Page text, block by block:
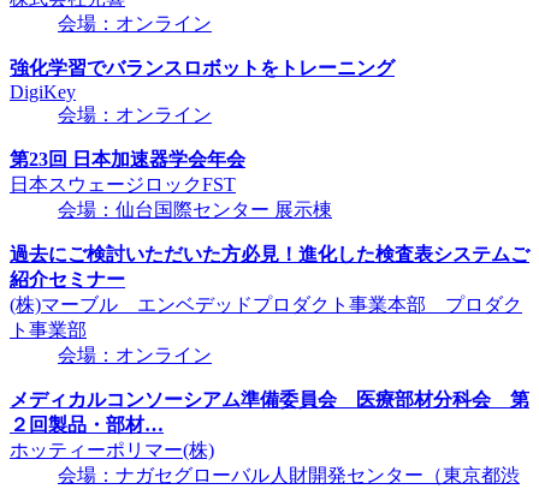
会場：オンライン
強化学習でバランスロボットをトレーニング
DigiKey
会場：オンライン
第23回 日本加速器学会年会
日本スウェージロックFST
会場：仙台国際センター 展示棟
過去にご検討いただいた方必見！進化した検査表システムご
紹介セミナー
(株)マーブル エンベデッドプロダクト事業本部 プロダク
ト事業部
会場：オンライン
メディカルコンソーシアム準備委員会 医療部材分科会 第
２回製品・部材…
ホッティーポリマー(株)
会場：ナガセグローバル人財開発センター（東京都渋